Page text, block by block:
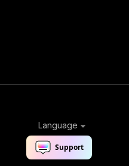
Language